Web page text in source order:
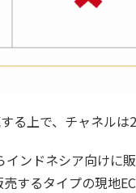
上で、チャネルは2
ンドネシア向けに
するタイプの現地